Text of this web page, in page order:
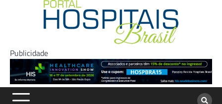
Publicidade